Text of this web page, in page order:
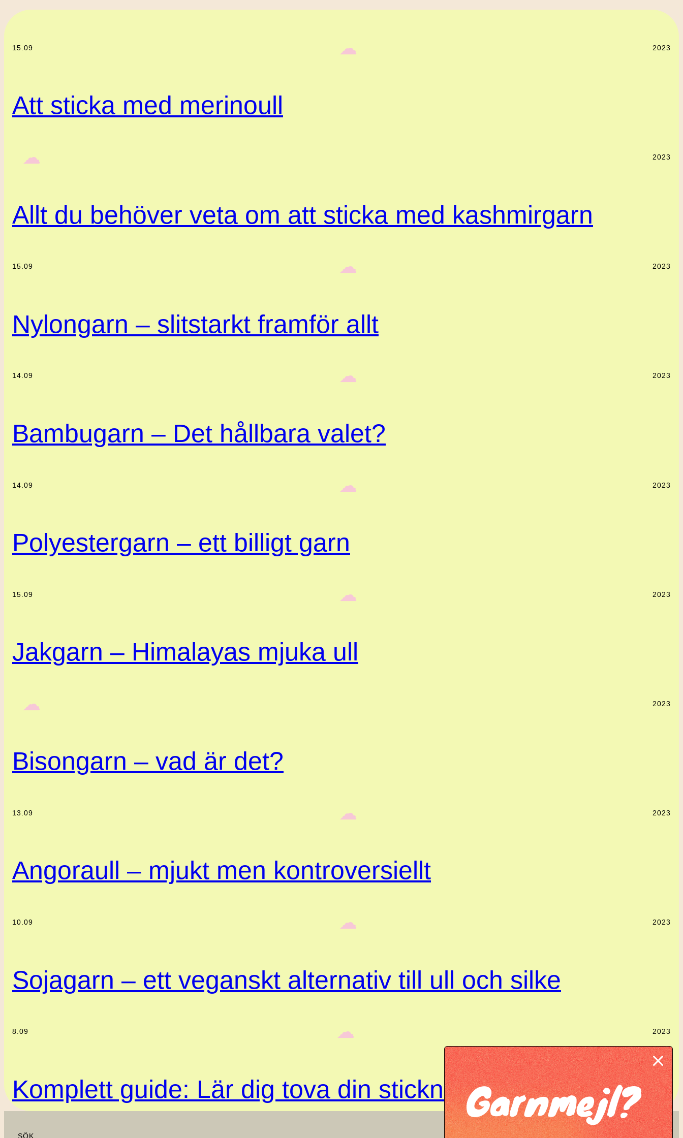
15.09 ‎ ‎‎ ☁︎‎‎ 2023
Att sticka med merinoull
‎ ‎‎ ☁︎‎‎ 2023
Allt du behöver veta om att sticka med kashmirgarn
15.09 ‎ ‎‎ ☁︎‎‎ 2023
Nylongarn – slitstarkt framför allt
14.09 ‎ ‎‎ ☁︎‎‎ 2023
Bambugarn – Det hållbara valet?
14.09 ‎ ‎‎ ☁︎‎‎ 2023
Polyestergarn – ett billigt garn
15.09 ‎ ‎‎ ☁︎‎‎ 2023
Jakgarn – Himalayas mjuka ull
‎ ‎‎ ☁︎‎‎ 2023
Bisongarn – vad är det?
13.09 ‎ ‎‎ ☁︎‎‎ 2023
Angoraull – mjukt men kontroversiellt
10.09 ‎ ‎‎ ☁︎‎‎ 2023
Sojagarn – ett veganskt alternativ till ull och silke
8.09 ‎ ‎‎ ☁︎‎‎ 2023
Komplett guide: Lär dig tova din stickning
SÖK KNIT KNOT
Garnmejl?